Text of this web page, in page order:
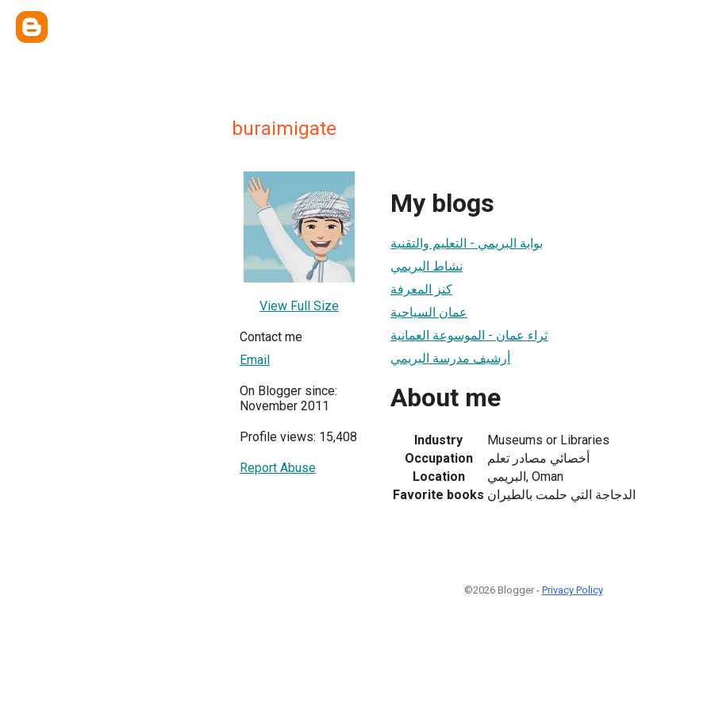
buraimigate
View Full Size
Contact me
Email
On Blogger since:
November 2011
Profile views: 15,408
Report Abuse
My blogs
بوابة البريمي - التعليم والتقنية
نشاط البريمي
كنز المعرفة
عمان السياحية
ثراء عمان - الموسوعة العمانية
أرشيف مدرسة البريمي
About me
Industry
Museums or Libraries
Occupation
أخصائي مصادر تعلم
Location
البريمي, Oman
Favorite books الدجاجة التي حلمت بالطيران
©2026 Blogger - Privacy Policy